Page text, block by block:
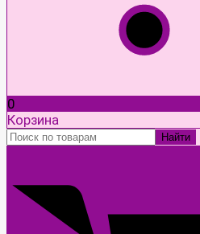
0
Корзина
Найти